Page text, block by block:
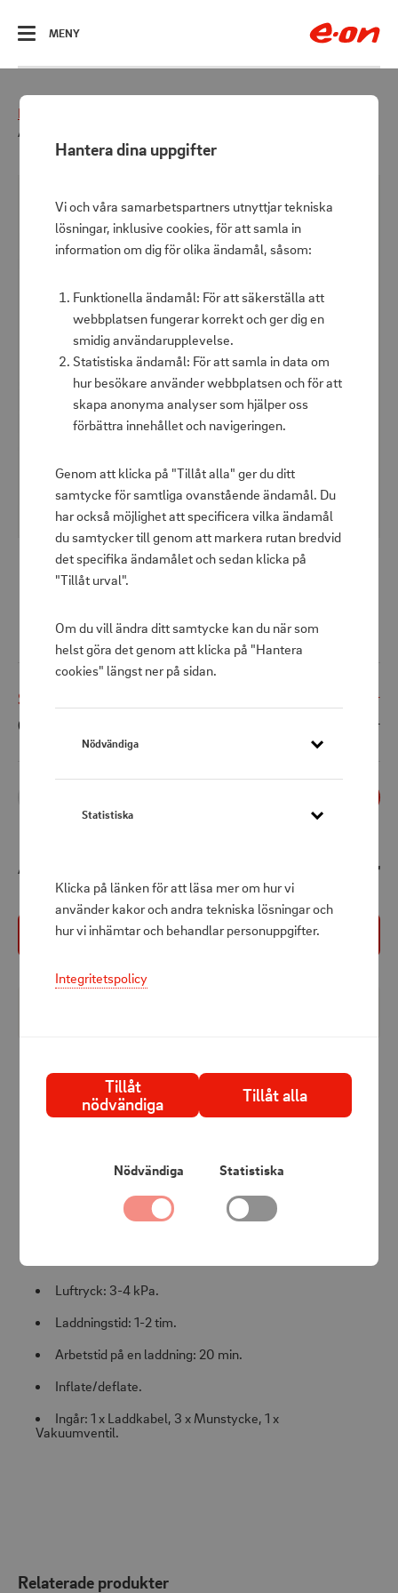
Hantera dina uppgifter
Vi och våra samarbetspartners utnyttjar tekniska
lösningar, inklusive cookies, för att samla in
information om dig för olika ändamål, såsom:
Funktionella ändamål: För att säkerställa att
webbplatsen fungerar korrekt och ger dig en
smidig användarupplevelse.
Statistiska ändamål: För att samla in data om
hur besökare använder webbplatsen och för att
skapa anonyma analyser som hjälper oss
förbättra innehållet och navigeringen.
Genom att klicka på "Tillåt alla" ger du ditt
samtycke för samtliga ovanstående ändamål. Du
har också möjlighet att specificera vilka ändamål
du samtycker till genom att markera rutan bredvid
det specifika ändamålet och sedan klicka på
"Tillåt urval".
Om du vill ändra ditt samtycke kan du när som
helst göra det genom att klicka på "Hantera
cookies" längst ner på sidan.
Nödvändiga
Statistiska
Klicka på länken för att läsa mer om hur vi
använder kakor och andra tekniska lösningar och
hur vi inhämtar och behandlar personuppgifter.
Integritetspolicy
Tillåt
nödvändiga
Tillåt alla
Nödvändiga Statistiska
ÖPPNA
MENY
Hem
Airbird C2 Pump+camping light, inflate/deflate
inflate/deflate
Shoppris
299 kr
Ord. pris
399 kr
Att betala 299 kr
Köp nu
Luftsängar, simleksaker, vakuumpåsar eller yogabollar
är ingen utmaning för den uppladdningsbara luftpumpen
Airbird C2.
Dessutom är Airbird C2 utrustad med en dimbar
Luftryck: 3-4 kPa.
Laddningstid: 1-2 tim.
Arbetstid på en laddning: 20 min.
Inflate/deflate.
Ingår: 1 x Laddkabel, 3 x Munstycke, 1 x
Vakuumventil.
Relaterade produkter